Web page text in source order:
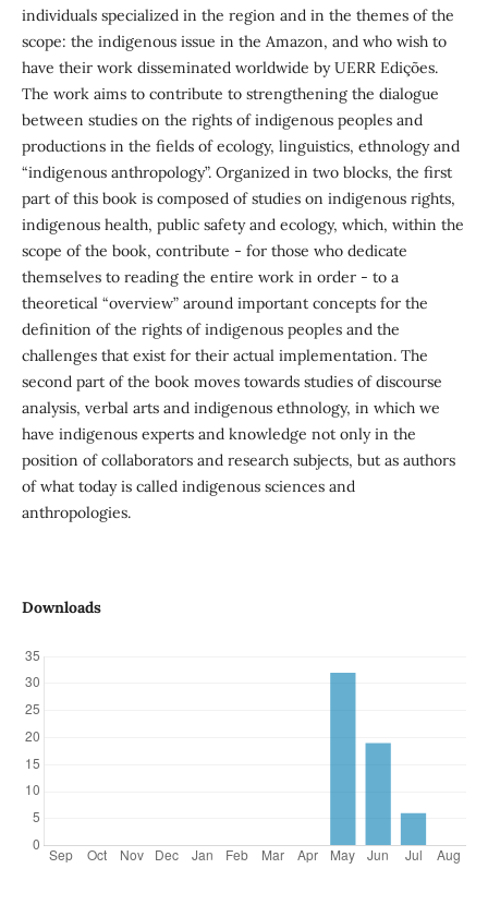
individuals specialized in the region and in the themes of the
scope: the indigenous issue in the Amazon, and who wish to
have their work disseminated worldwide by UERR Edições.
The work aims to contribute to strengthening the dialogue
between studies on the rights of indigenous peoples and
productions in the fields of ecology, linguistics, ethnology and
“indigenous anthropology”. Organized in two blocks, the first
part of this book is composed of studies on indigenous rights,
indigenous health, public safety and ecology, which, within the
scope of the book, contribute - for those who dedicate
themselves to reading the entire work in order - to a
theoretical “overview” around important concepts for the
definition of the rights of indigenous peoples and the
challenges that exist for their actual implementation. The
second part of the book moves towards studies of discourse
analysis, verbal arts and indigenous ethnology, in which we
have indigenous experts and knowledge not only in the
position of collaborators and research subjects, but as authors
of what today is called indigenous sciences and
anthropologies.
Downloads